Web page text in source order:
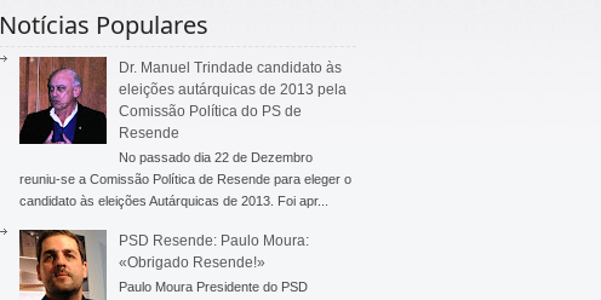
Notícias Populares
Dr. Manuel Trindade candidato às
eleições autárquicas de 2013 pela
Comissão Política do PS de
Resende
No passado dia 22 de Dezembro
reuniu-se a Comissão Política de Resende para eleger o
candidato às eleições Autárquicas de 2013. Foi apr...
PSD Resende: Paulo Moura:
«Obrigado Resende!»
Paulo Moura Presidente do PSD